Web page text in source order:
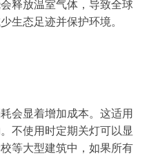
释放温室气体，导致全球
生态足迹并保护环境。
会显着增加成本。这适用
不使用时定期关灯可以显
等大型建筑中，如果所有